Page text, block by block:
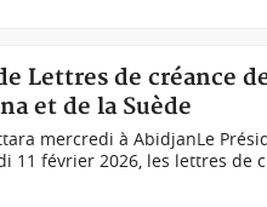
Lettres de créance
et de la Suède
mercredi à AbidjanLe
11 février 2026, les lettres de